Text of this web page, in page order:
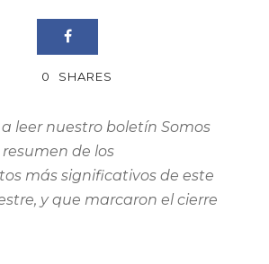
0 SHARES
leer nuestro boletín Somos
de los
más significativos de este
y que marcaron el cierre